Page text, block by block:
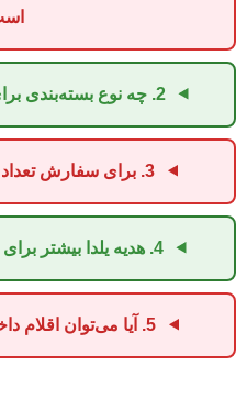
2. چه نوع بسته‌بندی برای هدیه یلدا جذاب‌تر است؟
4. هدیه یلدا بیشتر برای چه افرادی مناسب است؟